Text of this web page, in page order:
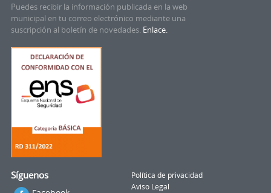
Puedes recibir la información publicada en la web
municipal en tu correo electrónico mediante una
suscripción al boletín de novedades. Enlace.
Síguenos
Política de privacidad
Aviso Legal